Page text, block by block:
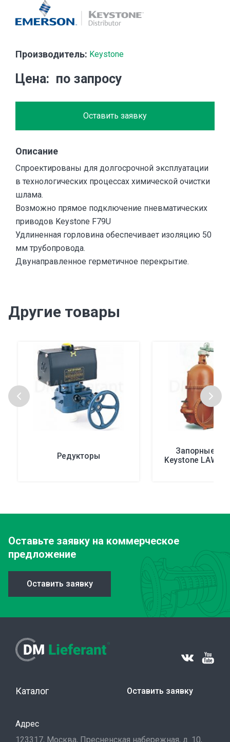
Производитель: Keystone
Цена по запросу
Оставить заявку
Описание
Спроектированы для долгосрочной эксплуатации
в технологических процессах химической очистки
шлама.
Возможно прямое подключение пневматических
приводов Keystone F79U
Удлиненная горловина обеспечивает изоляцию 50
мм трубопровода.
Двунаправленное герметичное перекрытие.
Другие товары
Редукторы Запорные
Keystone LAW/
Оставьте заявку на коммерческое
предложение
Оставить заявку
Каталог Оставить заявку
Адрес
123317, Москва, Пресненская набережная, д. 10,